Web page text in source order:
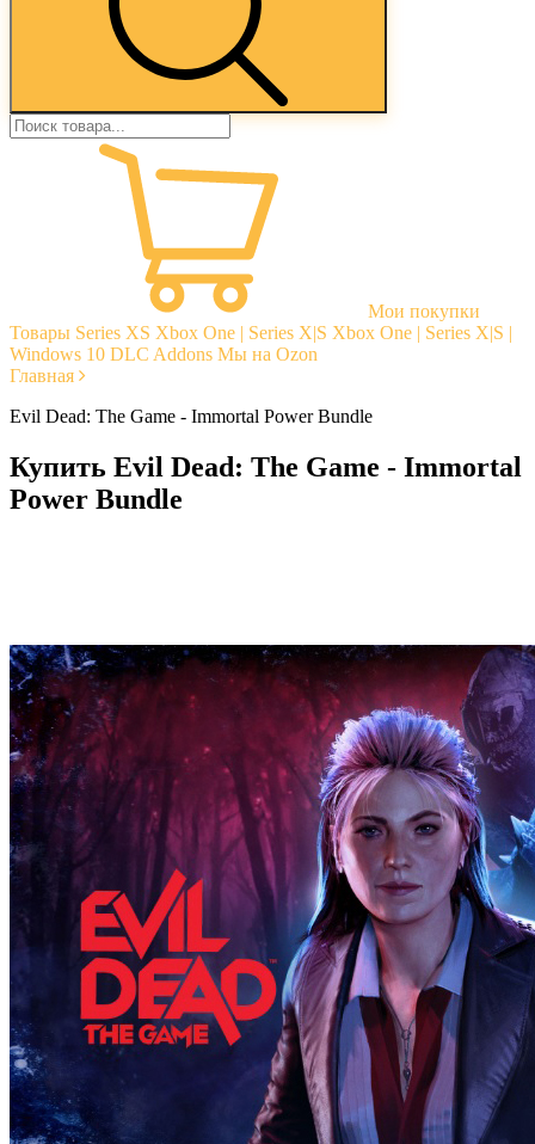
Мои покупки
Товары Series XS Xbox One | Series X|S Xbox One | Series X|S |
Windows 10 DLC Addons Мы на Ozon
Главная
Evil Dead: The Game - Immortal Power Bundle
Купить Evil Dead: The Game - Immortal
Power Bundle